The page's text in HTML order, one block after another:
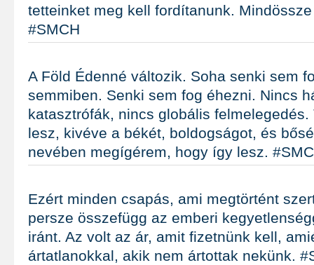
tetteinket meg kell fordítanunk.
#SMCH
A Föld Édenné változik. Soha senki sem
semmiben. Senki sem fog éhezni. Nincs
katasztrófák, nincs globális
lesz, kivéve a békét, boldogságot, és
nevében megígérem, hogy így lesz.
Ezért minden csapás, ami megtörtént
persze összefügg az emberi
iránt. Az volt az ár, amit fizetnünk kell,
ártatlanokkal, akik nem ártottak nekünk.